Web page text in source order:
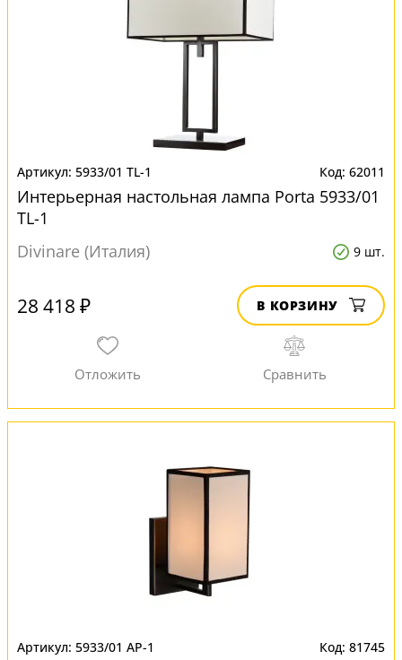
5933/01 TL-1 62011
Интерьерная настольная лампа Porta 5933/01
TL-1
Divinare (Италия)
9 шт.
28 418 ₽ В КОРЗИНУ
5933/01 AP-1 81745